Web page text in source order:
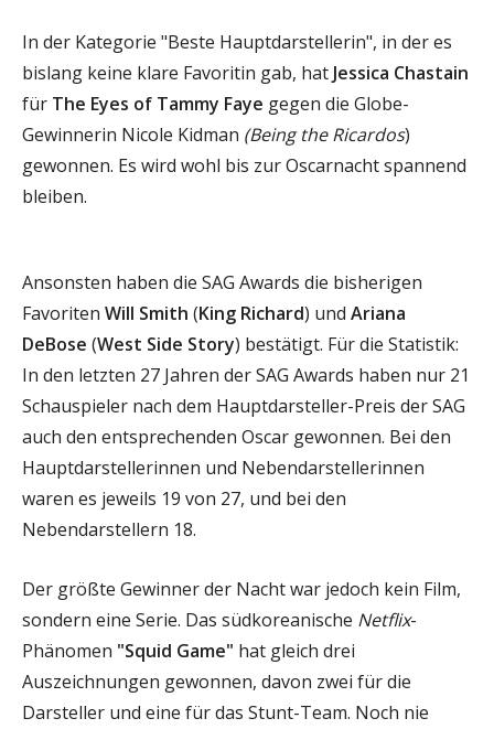
In der Kategorie "Beste Hauptdarstellerin", in der es
bislang keine klare Favoritin gab, hat Jessica Chastain
für The Eyes of Tammy Faye gegen die Globe-
Gewinnerin Nicole Kidman (Being the Ricardos)
gewonnen. Es wird wohl bis zur Oscarnacht spannend
bleiben.
Ansonsten haben die SAG Awards die bisherigen
Favoriten Will Smith (King Richard) und Ariana
DeBose (West Side Story) bestätigt. Für die Statistik:
In den letzten 27 Jahren der SAG Awards haben nur 21
Schauspieler nach dem Hauptdarsteller-Preis der SAG
auch den entsprechenden Oscar gewonnen. Bei den
Hauptdarstellerinnen und Nebendarstellerinnen
waren es jeweils 19 von 27, und bei den
Nebendarstellern 18.
Der größte Gewinner der Nacht war jedoch kein Film,
sondern eine Serie. Das südkoreanische Netflix-
Phänomen "Squid Game" hat gleich drei
Auszeichnungen gewonnen, davon zwei für die
Darsteller und eine für das Stunt-Team. Noch nie